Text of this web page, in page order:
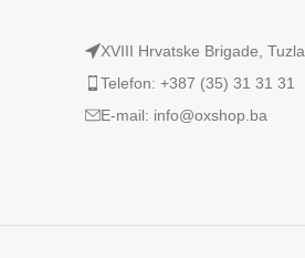
XVIII Hrvatske Brigade, Tuzla
Telefon: +387 (35) 31 31 31
E-mail: info@oxshop.ba